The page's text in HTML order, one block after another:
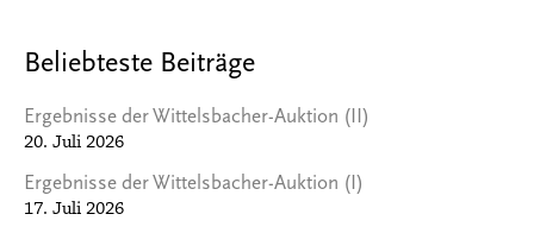
Beliebteste Beiträge
Ergebnisse der Wittelsbacher-Auktion (II)
20. Juli 2026
Ergebnisse der Wittelsbacher-Auktion (I)
17. Juli 2026